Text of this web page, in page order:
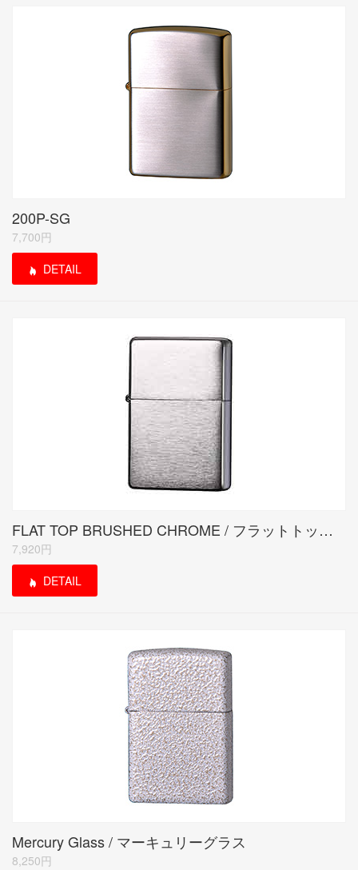
200P-SG
7,700円
DETAIL
FLAT TOP BRUSHED CHROME / フラットトップ クローム サテーナ
7,920円
DETAIL
Mercury Glass / マーキュリーグラス
8,250円